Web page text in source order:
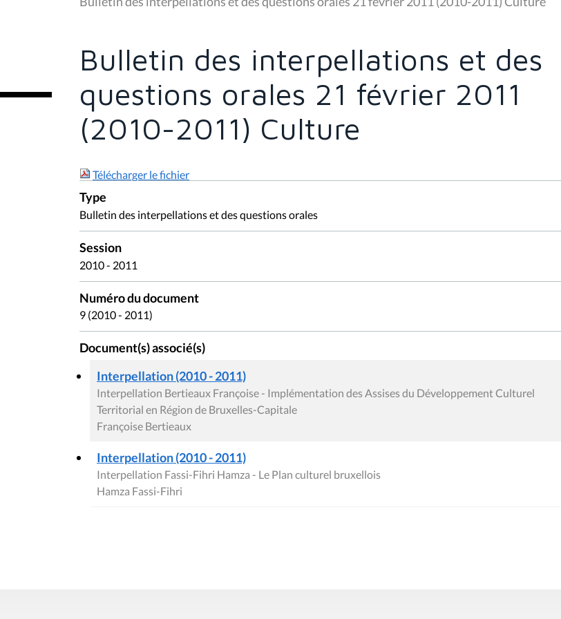
s
s
:
Bulletin des interpellations et des
questions orales 21 février 2011
(2010-2011) Culture
Télécharger le fichier
Type
Bulletin des interpellations et des questions orales
Session
2010 - 2011
Numéro du document
9 (2010 - 2011)
Document(s) associé(s)
Interpellation (2010 - 2011)
Interpellation Bertieaux Françoise - Implémentation des Assises du Développement Culturel
Territorial en Région de Bruxelles-Capitale
Françoise Bertieaux
Interpellation (2010 - 2011)
Interpellation Fassi-Fihri Hamza - Le Plan culturel bruxellois
Hamza Fassi-Fihri